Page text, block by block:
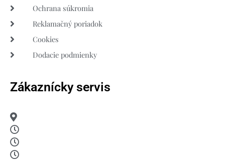
Ochrana súkromia
Reklamačný poriadok
Cookies
Dodacie podmienky
Zákaznícky servis